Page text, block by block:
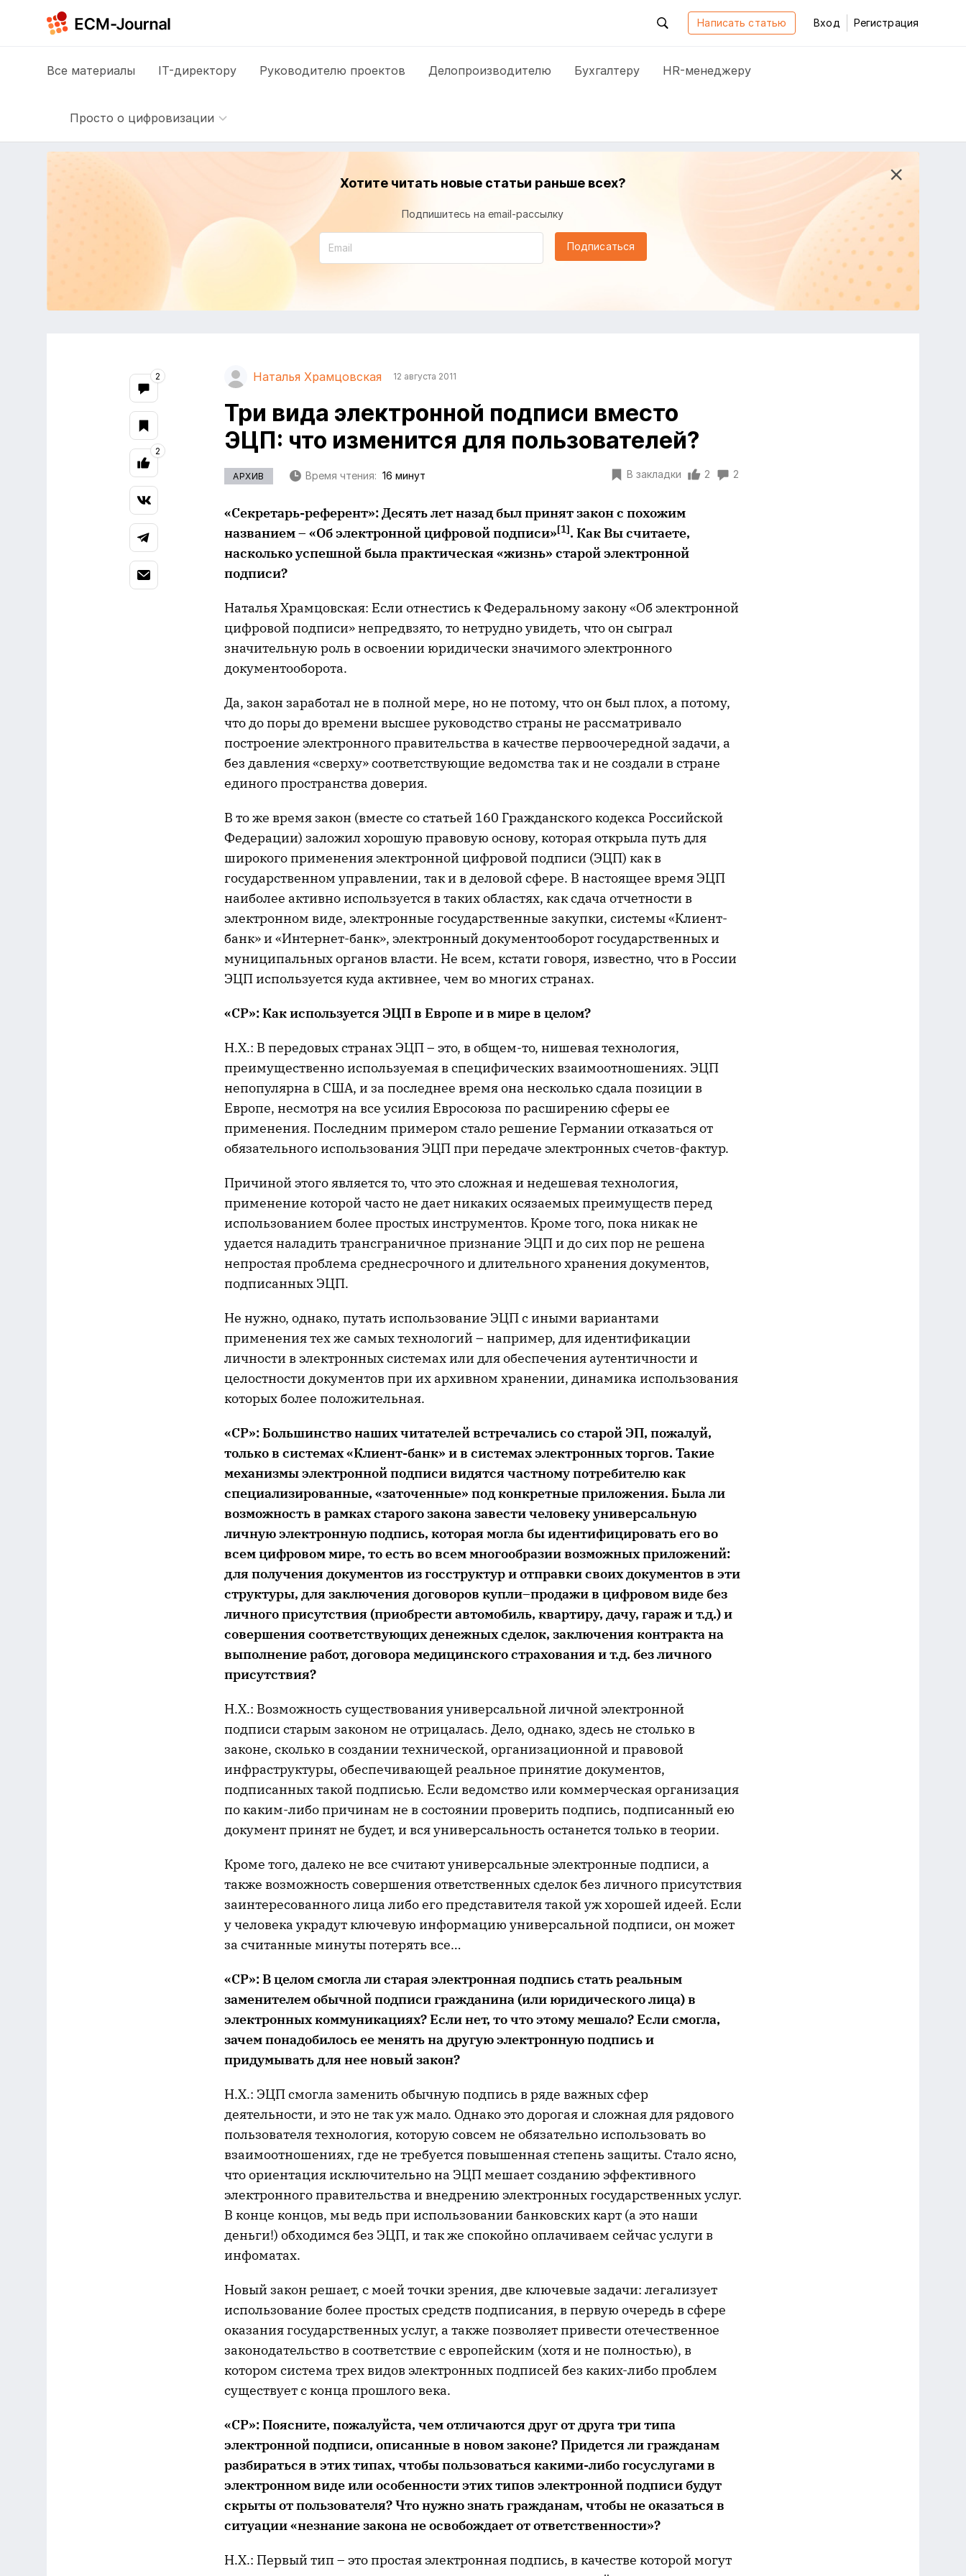
Написать статью Вход Регистрация
Все материалы IT-директору Руководителю проектов Делопроизводителю Бухгалтеру HR-менеджеру
Просто о цифровизации
Хотите читать новые статьи раньше всех?
Подпишитесь на email-рассылку
Подписаться
Наталья Храмцовская 12 августа 2011
Три вида электронной подписи вместо
ЭЦП: что изменится для пользователей?
АРХИВ Время чтения: 16 минут В закладки 2 2
«Секретарь-референт»: Десять лет назад был принят закон с похожим
названием – «Об электронной цифровой подписи»[1]. Как Вы считаете,
насколько успешной была практическая «жизнь» старой электронной
подписи?
Наталья Храмцовская: Если отнестись к Федеральному закону «Об электронной
цифровой подписи» непредвзято, то нетрудно увидеть, что он сыграл
значительную роль в освоении юридически значимого электронного
документооборота.
Да, закон заработал не в полной мере, но не потому, что он был плох, а потому,
что до поры до времени высшее руководство страны не рассматривало
построение электронного правительства в качестве первоочередной задачи, а
без давления «сверху» соответствующие ведомства так и не создали в стране
единого пространства доверия.
В то же время закон (вместе со статьей 160 Гражданского кодекса Российской
Федерации) заложил хорошую правовую основу, которая открыла путь для
широкого применения электронной цифровой подписи (ЭЦП) как в
государственном управлении, так и в деловой сфере. В настоящее время ЭЦП
наиболее активно используется в таких областях, как сдача отчетности в
электронном виде, электронные государственные закупки, системы «Клиент-
банк» и «Интернет-банк», электронный документооборот государственных и
муниципальных органов власти. Не всем, кстати говоря, известно, что в России
ЭЦП используется куда активнее, чем во многих странах.
«СР»: Как используется ЭЦП в Европе и в мире в целом?
Н.Х.: В передовых странах ЭЦП – это, в общем-то, нишевая технология,
преимущественно используемая в специфических взаимоотношениях. ЭЦП
непопулярна в США, и за последнее время она несколько сдала позиции в
Европе, несмотря на все усилия Евросоюза по расширению сферы ее
применения. Последним примером стало решение Германии отказаться от
обязательного использования ЭЦП при передаче электронных счетов-фактур.
Причиной этого является то, что это сложная и недешевая технология,
применение которой часто не дает никаких осязаемых преимуществ перед
использованием более простых инструментов. Кроме того, пока никак не
удается наладить трансграничное признание ЭЦП и до сих пор не решена
непростая проблема среднесрочного и длительного хранения документов,
подписанных ЭЦП.
Не нужно, однако, путать использование ЭЦП с иными вариантами
применения тех же самых технологий – например, для идентификации
личности в электронных системах или для обеспечения аутентичности и
целостности документов при их архивном хранении, динамика использования
которых более положительная.
«СР»: Большинство наших читателей встречались со старой ЭП, пожалуй,
только в системах «Клиент-банк» и в системах электронных торгов. Такие
механизмы электронной подписи видятся частному потребителю как
специализированные, «заточенные» под конкретные приложения. Была ли
возможность в рамках старого закона завести человеку универсальную
личную электронную подпись, которая могла бы идентифицировать его во
всем цифровом мире, то есть во всем многообразии возможных приложений:
для получения документов из госструктур и отправки своих документов в эти
структуры, для заключения договоров купли–продажи в цифровом виде без
личного присутствия (приобрести автомобиль, квартиру, дачу, гараж и т.д.) и
совершения соответствующих денежных сделок, заключения контракта на
выполнение работ, договора медицинского страхования и т.д. без личного
присутствия?
Н.Х.: Возможность существования универсальной личной электронной
подписи старым законом не отрицалась. Дело, однако, здесь не столько в
законе, сколько в создании технической, организационной и правовой
инфраструктуры, обеспечивающей реальное принятие документов,
подписанных такой подписью. Если ведомство или коммерческая организация
по каким-либо причинам не в состоянии проверить подпись, подписанный ею
документ принят не будет, и вся универсальность останется только в теории.
Кроме того, далеко не все считают универсальные электронные подписи, а
также возможность совершения ответственных сделок без личного присутствия
заинтересованного лица либо его представителя такой уж хорошей идеей. Если
у человека украдут ключевую информацию универсальной подписи, он может
за считанные минуты потерять все…
«СР»: В целом смогла ли старая электронная подпись стать реальным
заменителем обычной подписи гражданина (или юридического лица) в
электронных коммуникациях? Если нет, то что этому мешало? Если смогла,
зачем понадобилось ее менять на другую электронную подпись и
придумывать для нее новый закон?
Н.Х.: ЭЦП смогла заменить обычную подпись в ряде важных сфер
деятельности, и это не так уж мало. Однако это дорогая и сложная для рядового
пользователя технология, которую совсем не обязательно использовать во
взаимоотношениях, где не требуется повышенная степень защиты. Стало ясно,
что ориентация исключительно на ЭЦП мешает созданию эффективного
электронного правительства и внедрению электронных государственных услуг.
В конце концов, мы ведь при использовании банковских карт (а это наши
деньги!) обходимся без ЭЦП, и так же спокойно оплачиваем сейчас услуги в
инфоматах.
Новый закон решает, с моей точки зрения, две ключевые задачи: легализует
использование более простых средств подписания, в первую очередь в сфере
оказания государственных услуг, а также позволяет привести отечественное
законодательство в соответствие с европейским (хотя и не полностью), в
котором система трех видов электронных подписей без каких-либо проблем
существует с конца прошлого века.
«СР»: Поясните, пожалуйста, чем отличаются друг от друга три типа
электронной подписи, описанные в новом законе? Придется ли гражданам
разбираться в этих типах, чтобы пользоваться какими-либо госуслугами в
электронном виде или особенности этих типов электронной подписи будут
скрыты от пользователя? Что нужно знать гражданам, чтобы не оказаться в
ситуации «незнание закона не освобождает от ответственности»?
Н.Х.: Первый тип – это простая электронная подпись, в качестве которой могут
2
2